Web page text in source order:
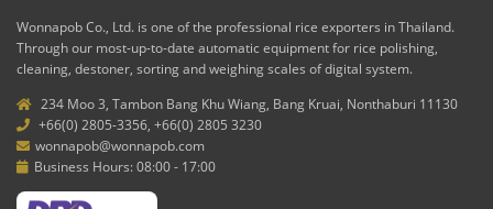
Wonnapob Co., Ltd. is one of the professional rice exporters in Thailand.
Through our most-up-to-date automatic equipment for rice polishing,
cleaning, destoner, sorting and weighing scales of digital system.
234 Moo 3, Tambon Bang Khu Wiang, Bang Kruai, Nonthaburi 11130
+66(0) 2805-3356, +66(0) 2805 3230
wonnapob@wonnapob.com
Business Hours: 08:00 - 17:00